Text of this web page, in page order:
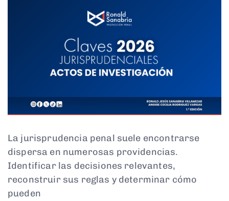
La jurisprudencia penal suele encontrarse
dispersa en numerosas providencias.
Identificar las decisiones relevantes,
reconstruir sus reglas y determinar cómo
pueden